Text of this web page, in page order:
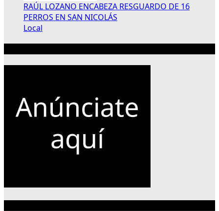
RAÚL LOZANO ENCABEZA RESGUARDO DE 16
PERROS EN SAN NICOLÁS
Local